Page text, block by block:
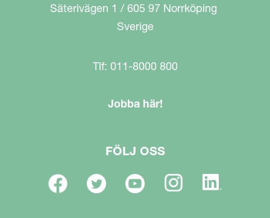
Säterivägen 1 / 605 97 Norrköping
Sverige
Tlf: 011-8000 800
Jobba här!
FÖLJ OSS